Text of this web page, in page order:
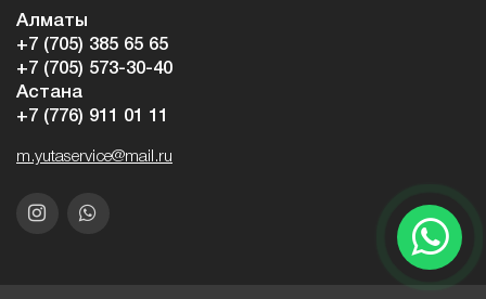
Алматы
+7 (705) 385 65 65
+7 (705) 573-30-40
Астана
+7 (776) 911 01 11
m.yutaservice@mail.ru